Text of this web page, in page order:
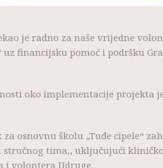
je radno za naše vrijedne
uz financijsku pomoć i podršku
oko implementacije projekta
osnovnu školu „Tuđe cipele“
tima,, uključujući
i volontera Udruge.